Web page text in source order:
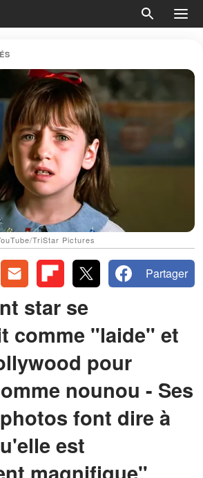
TriStar Pictures
Partager
star se
comme "laide" et
pour
nounou - Ses
font dire à
est
magnifique"